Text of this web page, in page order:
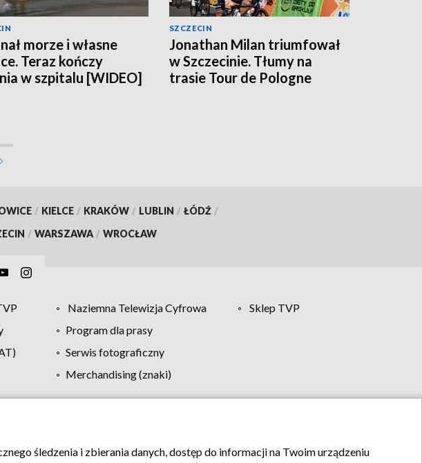
morze i własne
Teraz kończy
w szpitalu [WIDEO]
SZCZECIN
Jonathan Milan triumfował
w Szczecinie. Tłumy na
trasie Tour de Pologne
/ KIELCE / KRAKÓW / LUBLIN / ŁÓDŹ /
/ WARSZAWA / WROCŁAW
Naziemna Telewizja Cyfrowa
Sklep TVP
Program dla prasy
Serwis fotograficzny
Merchandising (znaki)
Pomoc Biuro reklamy Kontakt
śledzenia i zbierania danych, dostęp do informacji na Twoim urządzeniu